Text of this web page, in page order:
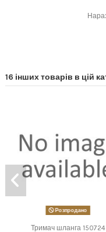
16 інших товарів в цій
Розпродано
Тримач шланга 150724